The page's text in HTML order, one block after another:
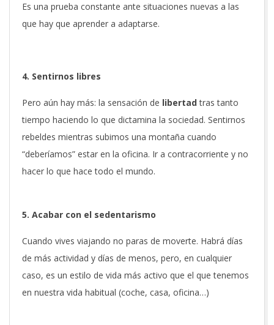
Es una prueba constante ante situaciones nuevas a las
que hay que aprender a adaptarse.
4. Sentirnos libres
Pero aún hay más: la sensación de libertadtras tanto
tiempo haciendo lo que dictamina la sociedad. Sentirnos
rebeldes mientras subimos una montaña cuando
“deberíamos” estar en la oficina. Ir a contracorriente y no
hacer lo que hace todo el mundo.
5. Acabar con el sedentarismo
Cuando vives viajando no paras de moverte. Habrá días
de más actividad y días de menos, pero, en cualquier
caso, es un estilo de vida más activo que el que tenemos
en nuestra vida habitual (coche, casa, oficina…)